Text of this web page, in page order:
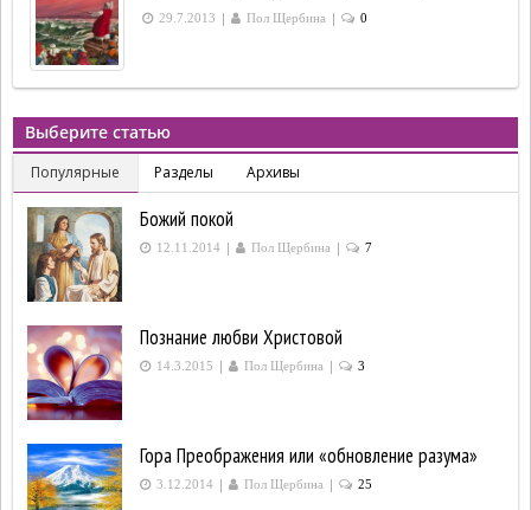
29.7.2013 | Пол Щербина | 0
Выберите статью
Популярные Разделы Архивы
Божий покой
12.11.2014 | Пол Щербина | 7
Познание любви Христовой
14.3.2015 | Пол Щербина | 3
Гора Преображения или «обновление разума»
3.12.2014 | Пол Щербина | 25